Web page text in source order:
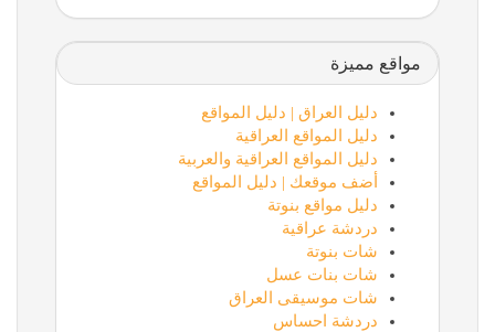
مواقع مميزة
دليل العراق | دليل المواقع
دليل المواقع العراقية
دليل المواقع العراقية والعربية
أضف موقعك | دليل المواقع
دليل مواقع بنوتة
دردشة عراقية
شات بنوتة
شات بنات عسل
شات موسيقى العراق
دردشة احساس